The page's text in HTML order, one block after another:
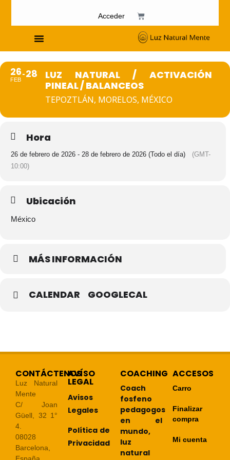
Acceder
26
FEB 28
LUZ NATURAL / ACTIVACIÓN
PINEAL / BALANCEOS
TEPOZTLÁN, MORELOS, MÉXICO
Hora
26 de febrero de 2026 - 28 de febrero de 2026 (Todo el día)
(GMT-
10:00)
Ubicación
México
MÁS INFORMACIÓN
CALENDAR GOOGLECAL
CONTÁCTENOS
Luz Natural
Mente
C/ Joan
Güell, 32 1°
4.
08028
Barcelona,
AVÍSO
LEGAL
Avisos
Legales
Política de
Privacidad
COACHING
Coach
fosfeno
pedagogos
en el
mundo,
luz
natural
ACCESOS
Carro
Finalizar
compra
Mi cuenta